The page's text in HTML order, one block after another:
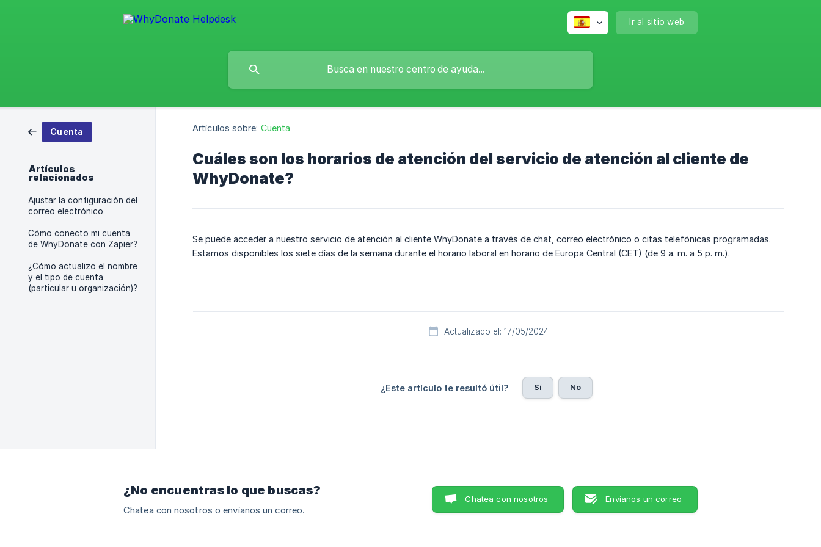
Ir al sitio web
Cuenta
Artículos
relacionados
Ajustar la configuración del
correo electrónico
Cómo conecto mi cuenta
de WhyDonate con Zapier?
¿Cómo actualizo el nombre
y el tipo de cuenta
(particular u organización)?
Artículos sobre: Cuenta
Cuáles son los horarios de atención del servicio de atención al cliente de
WhyDonate?
Se puede acceder a nuestro servicio de atención al cliente WhyDonate a través de chat, correo electrónico o citas telefónicas programadas.
Estamos disponibles los siete días de la semana durante el horario laboral en horario de Europa Central (CET) (de 9 a. m. a 5 p. m.).
Actualizado el: 17/05/2024
¿Este artículo te resultó útil? Sí No
¿No encuentras lo que buscas?
Chatea con nosotros o envíanos un correo.
Chatea con nosotros Envíanos un correo